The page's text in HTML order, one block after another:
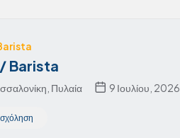
/ Barista
Πυλαία 9 Ιουλίου, 2026